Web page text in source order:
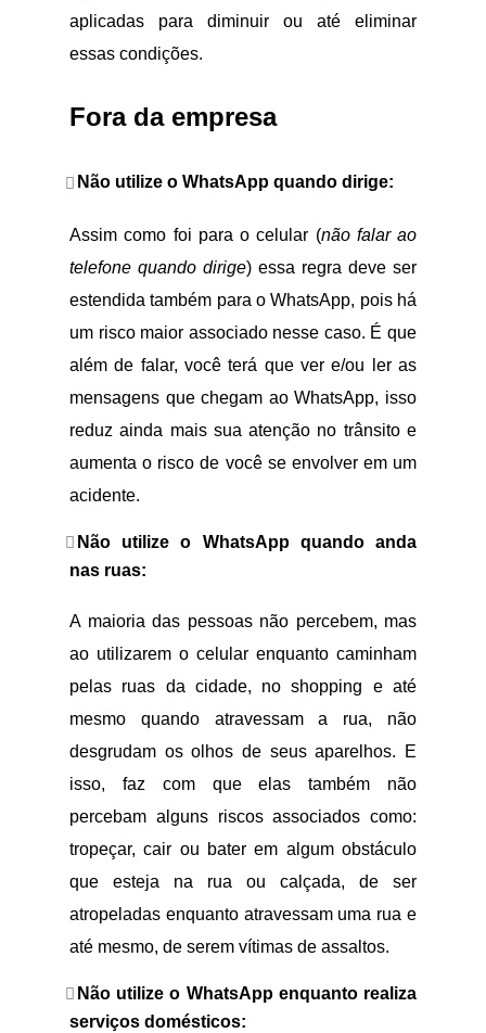
aplicadas para diminuir ou até eliminar
essas condições.
Fora da empresa
Não utilize o WhatsApp quando dirige:
Assim como foi para o celular (não falar ao
telefone quando dirige) essa regra deve ser
estendida também para o WhatsApp, pois há
um risco maior associado nesse caso. É que
além de falar, você terá que ver e/ou ler as
mensagens que chegam ao WhatsApp, isso
reduz ainda mais sua atenção no trânsito e
aumenta o risco de você se envolver em um
acidente.
Não utilize o WhatsApp quando anda
nas ruas:
A maioria das pessoas não percebem, mas
ao utilizarem o celular enquanto caminham
pelas ruas da cidade, no shopping e até
mesmo quando atravessam a rua, não
desgrudam os olhos de seus aparelhos. E
isso, faz com que elas também não
percebam alguns riscos associados como:
tropeçar, cair ou bater em algum obstáculo
que esteja na rua ou calçada, de ser
atropeladas enquanto atravessam uma rua e
até mesmo, de serem vítimas de assaltos.
Não utilize o WhatsApp enquanto realiza
serviços domésticos: